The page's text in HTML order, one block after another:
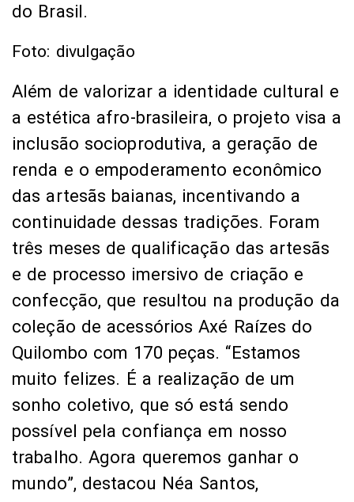
do Brasil.
Foto: divulgação
Além de valorizar a identidade cultural e
a estética afro-brasileira, o projeto visa a
inclusão socioprodutiva, a geração de
renda e o empoderamento econômico
das artesãs baianas, incentivando a
continuidade dessas tradições. Foram
três meses de qualificação das artesãs
e de processo imersivo de criação e
confecção, que resultou na produção da
coleção de acessórios Axé Raízes do
Quilombo com 170 peças. “Estamos
muito felizes. É a realização de um
sonho coletivo, que só está sendo
possível pela confiança em nosso
trabalho. Agora queremos ganhar o
mundo”, destacou Néa Santos,